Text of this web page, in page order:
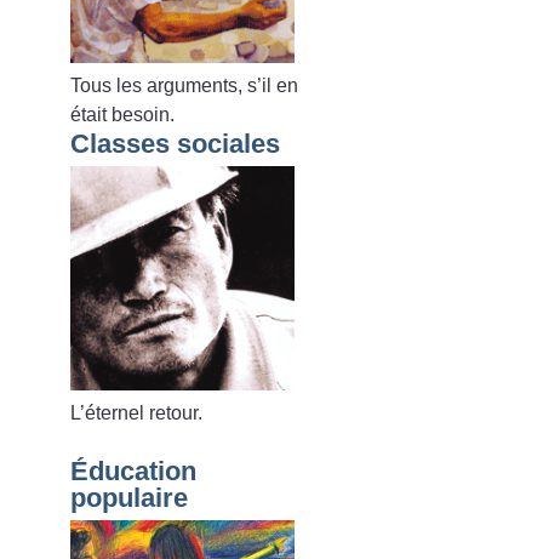
Tous les arguments, s’il en
était besoin.
Classes sociales
L’éternel retour.
Éducation
populaire